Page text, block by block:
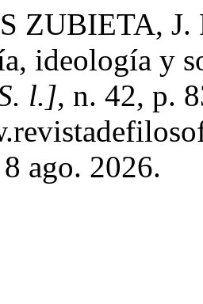
ZUBIETA, J.
ideología y
l.], n. 42, p.
ago. 2026.